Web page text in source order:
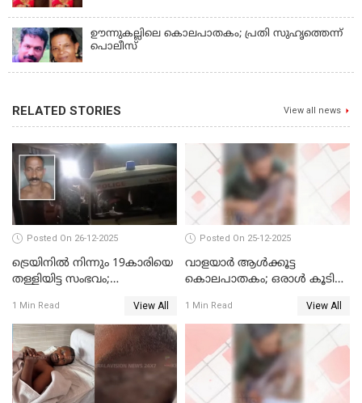
ഊന്നുകല്ലിലെ കൊലപാതകം; പ്രതി സുഹൃത്തെന്ന്
പൊലീസ്
RELATED STORIES View all news
Posted On 26-12-2025
ട്രെയിനില്‍ നിന്നും 19കാരിയെ
തള്ളിയിട്ട സംഭവം;
ആശുപത്രിയിലേക്ക് മാറ്റി
1 Min Read View All
Posted On 25-12-2025
വാളയാര്‍ ആള്‍ക്കൂട്ട
കൊലപാതകം; ഒരാള്‍ കൂടി
1 Min Read View All